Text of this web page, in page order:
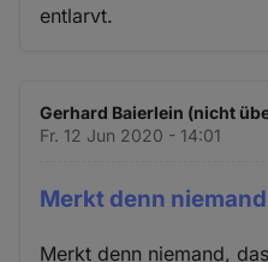
entlarvt.
Gerhard Baierlein (nicht
Fr. 12 Jun 2020 - 14:01
Merkt denn
Merkt denn niemand,